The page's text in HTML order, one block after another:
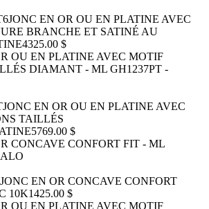
JONC EN OR OU EN PLATINE AVEC
BRANCHE ET SATINÉ AU
4325.00 $
JONC EN OR OU EN PLATINE AVEC
TAILLÉS
5769.00 $
JONC EN OR CONCAVE CONFORT
10K1425.00 $